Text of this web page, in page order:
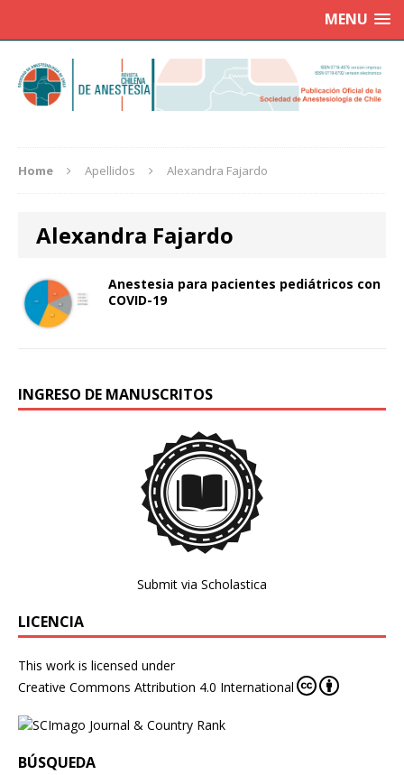
MENU
Home Apellidos Alexandra Fajardo
Alexandra Fajardo
Anestesia para pacientes pediátricos con
COVID-19
INGRESO DE MANUSCRITOS
Submit via Scholastica
LICENCIA
This work is licensed under
Creative Commons Attribution 4.0 International
BÚSQUEDA